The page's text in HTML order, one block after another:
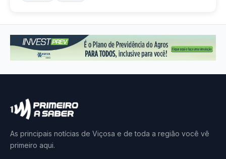
As principais notícias de Viçosa e de toda a região você vê
primeiro aqui.